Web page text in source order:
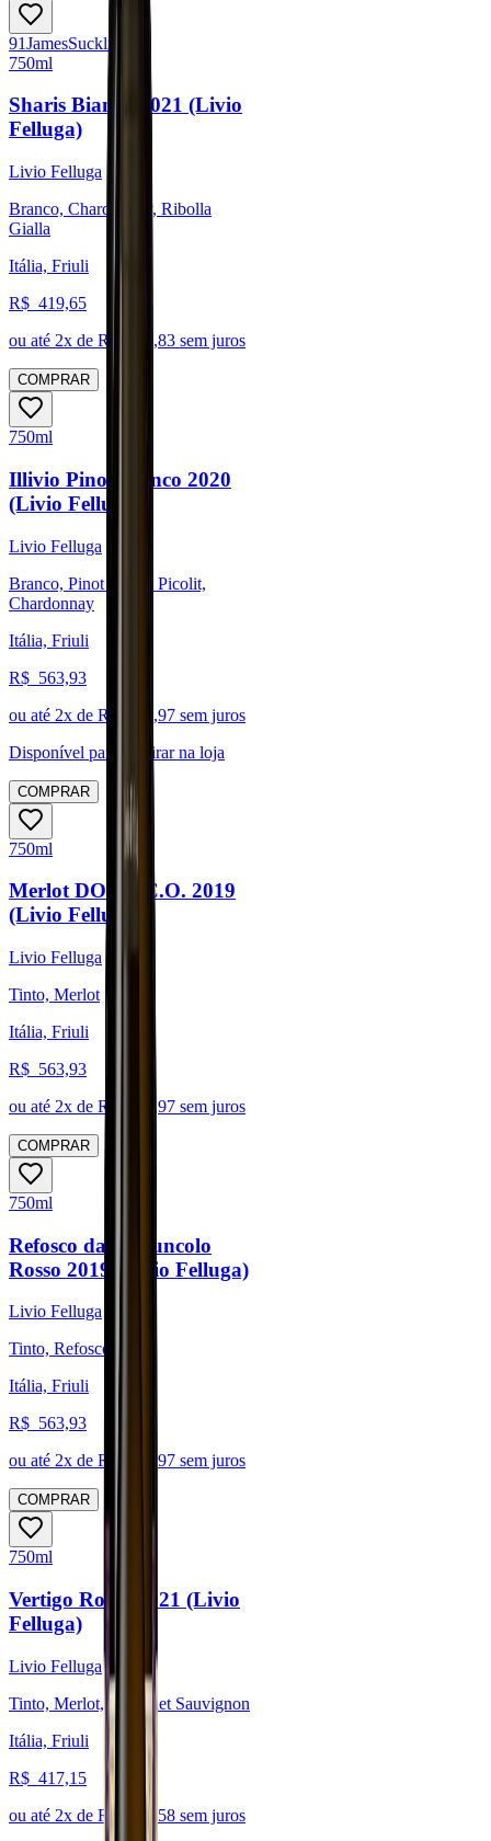
91JamesSuckling
750ml
Sharis Bianco 2021 (Livio
Felluga)
Livio Felluga
Branco, Chardonnay, Ribolla
Gialla
Itália, Friuli
R$ 419,65
ou até 2x de R$ 209,83 sem juros
COMPRAR
750ml
Illivio Pinot Bianco 2020
(Livio Felluga)
Livio Felluga
Branco, Pinot Blanc, Picolit,
Chardonnay
Itália, Friuli
R$ 563,93
ou até 2x de R$ 281,97 sem juros
Disponível para:
Retirar na loja
COMPRAR
750ml
Merlot DOC F.C.O. 2019
(Livio Felluga)
Livio Felluga
Tinto, Merlot
Itália, Friuli
R$ 563,93
ou até 2x de R$ 281,97 sem juros
COMPRAR
750ml
Refosco dal Peduncolo
Rosso 2019 (Livio Felluga)
Livio Felluga
Tinto, Refosco
Itália, Friuli
R$ 563,93
ou até 2x de R$ 281,97 sem juros
COMPRAR
750ml
Vertigo Rosso 2021 (Livio
Felluga)
Livio Felluga
Tinto, Merlot, Cabernet Sauvignon
Itália, Friuli
R$ 417,15
ou até 2x de R$ 208,58 sem juros